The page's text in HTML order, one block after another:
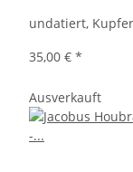
undatiert,
35,00 € *
Ausverkauft